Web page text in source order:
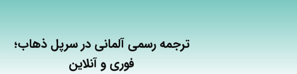
ترجمه رسمی آلمانی در سرپل ذهاب؛
فوری و آنلاین